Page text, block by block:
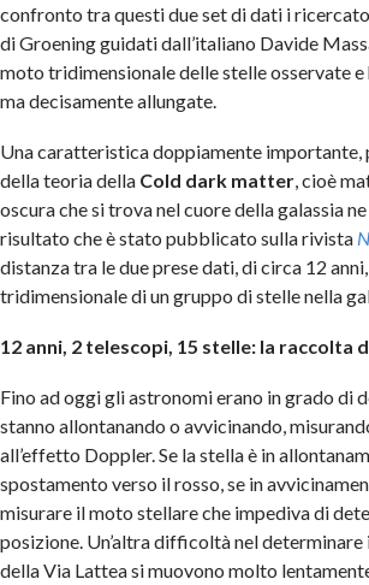
confronto tra questi due set di dati i
di Groening guidati dall’italiano Davide
moto tridimensionale delle stelle osservate
ma decisamente allungate.
Una caratteristica doppiamente importante,
della teoria della Cold dark matter, cioè
oscura che si trova nel cuore della galassia
risultato che è stato pubblicato sulla rivista
distanza tra le due prese dati, di circa 12
tridimensionale di un gruppo di stelle nella
12 anni, 2 telescopi, 15 stelle: la raccolta
Fino ad oggi gli astronomi erano in grado di
stanno allontanando o avvicinando,
all’effetto Doppler. Se la stella è in
spostamento verso il rosso, se in
misurare il moto stellare che impediva di
posizione. Un’altra difficoltà nel
della Via Lattea si muovono molto